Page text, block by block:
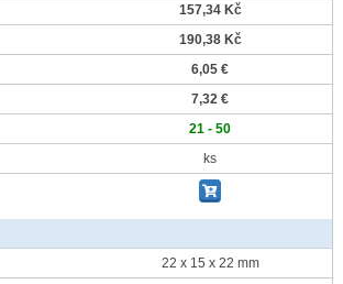
157,34 Kč
190,38 Kč
6,05 €
7,32 €
21 - 50
ks
22 x 15 x 22 mm